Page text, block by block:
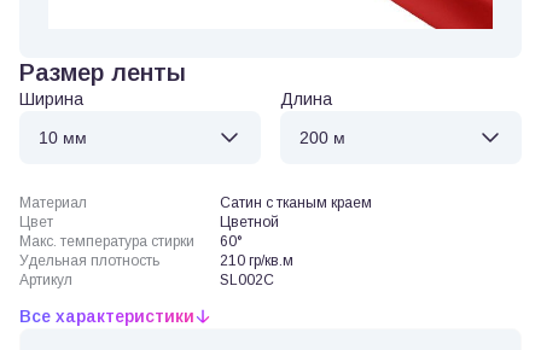
Размер ленты
Ширина Длина
Материал
Сатин с тканым краем
Цвет
Цветной
Макс. температура стирки
60°
Удельная плотность
210 гр/кв.м
Артикул
SL002C
Все характеристики